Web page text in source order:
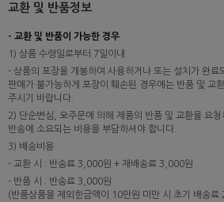
교환 및 반품정보
- 교환 및 반품이 가능한 경우
1) 상품 수령일로부터 7일이내
- 상품의 포장을 개봉하여 사용하거나 또는 설치가 완료
판매가 불가능하게 포장이 훼손된 경우에는 반품 및 교
주시기 바랍니다.
2) 단순변심, 오주문에 의해 제품의 반품 및 교환을 요
반송에 소요되는 비용을 부담하셔야 합니다.
3) 배송비용
- 교환 시 : 반송료 3,000원 + 재배송료 3,000원
- 반품 시 : 반송료 3,000원
(반품상품을 제외한금액이 10만원 미만 시 초기 배송료